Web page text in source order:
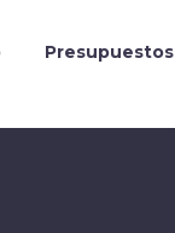
Presupuestos